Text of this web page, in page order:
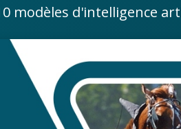
modèles d'intelligence